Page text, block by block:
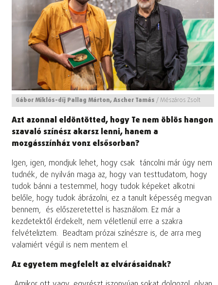
Gábor Miklós-díj Pallag Márton, Ascher Tamás / Mészáros Zsolt
Azt azonnal eldöntötted, hogy Te nem öblös hangon
szavaló színész akarsz lenni, hanem a
mozgásszínház vonz elsősorban?
Igen, igen, mondjuk lehet, hogy csak táncolni már úgy nem
tudnék, de nyilván maga az, hogy van testtudatom, hogy
tudok bánni a testemmel, hogy tudok képeket alkotni
belőle, hogy tudok ábrázolni, ez a tanult képesség megvan
bennem, és előszeretettel is használom. Ez már a
kezdetektől érdekelt, nem véletlenül erre a szakra
felvételiztem. Beadtam prózai színészre is, de arra meg
valamiért végül is nem mentem el.
Az egyetem megfelelt az elvárásaidnak?